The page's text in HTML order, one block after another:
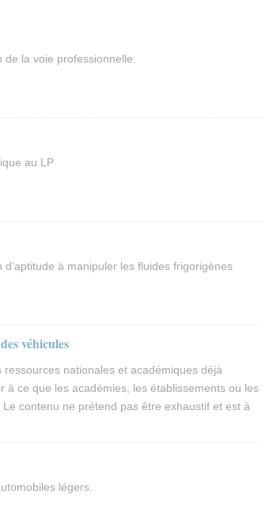
la voie professionnelle.
au LP
à manipuler les fluides frigorigènes
véhicules
nationales et académiques déjà
à ce que les académies, les établissements ou les
contenu ne prétend pas être exhaustif et est à
légers.